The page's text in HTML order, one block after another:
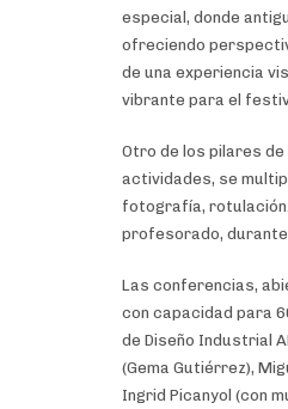
especial, donde
ofreciendo
de una experiencia
vibrante para el
Otro de los pilares
actividades, se
fotografía,
profesorado, durante
Las conferencias,
con capacidad para
de Diseño Industrial
(Gema Gutiérrez),
Ingrid Picanyol (con